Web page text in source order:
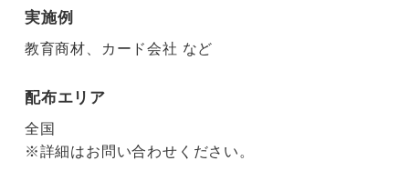
実施例
教育商材、カード会社 など
配布エリア
全国
※詳細はお問い合わせください。